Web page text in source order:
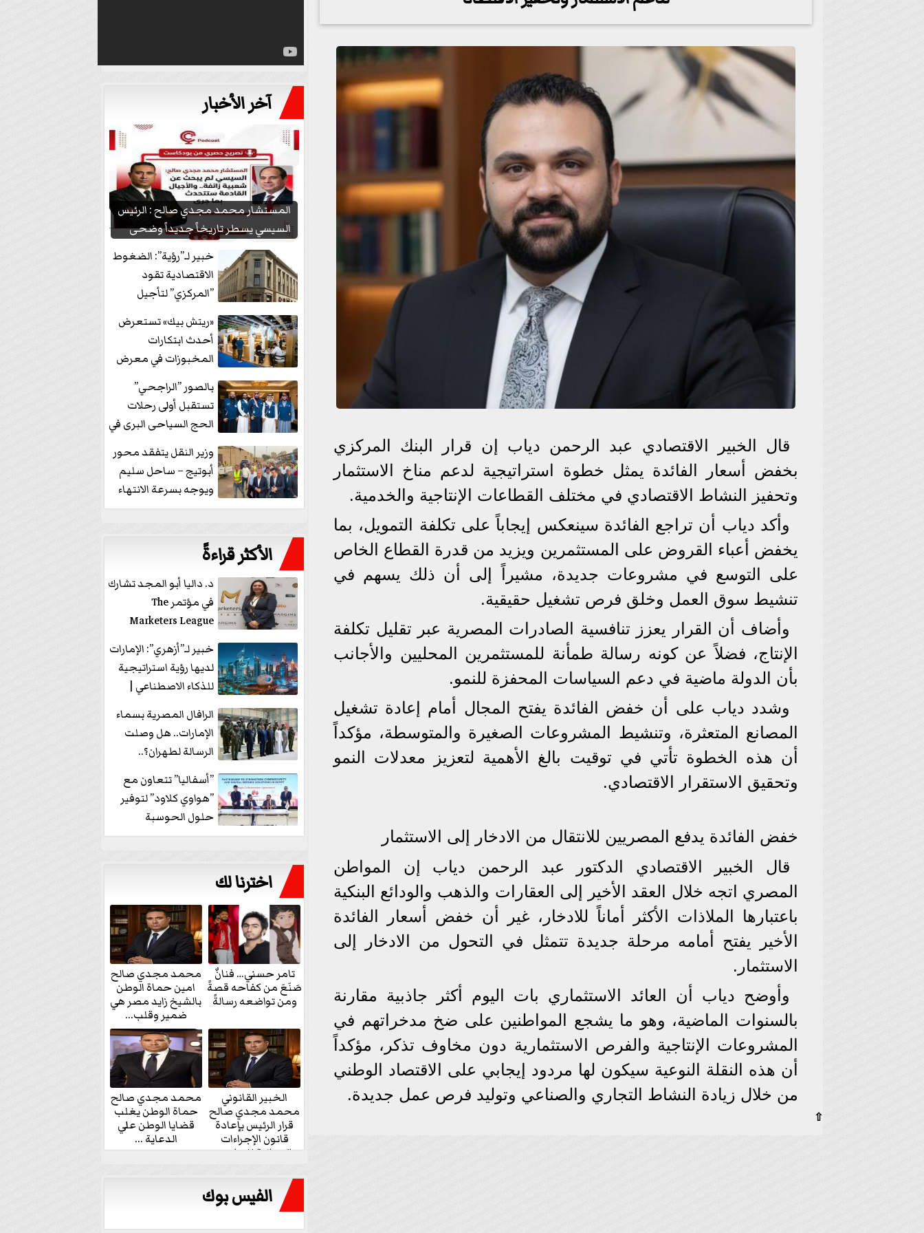
قال الخبير الاقتصادي عبد الرحمن دياب إن قرار البنك المركزي
بخفض أسعار الفائدة يمثل خطوة استراتيجية لدعم مناخ الاستثمار
وتحفيز النشاط الاقتصادي في مختلف القطاعات الإنتاجية والخدمية.
وأكد دياب أن تراجع الفائدة سينعكس إيجاباً على تكلفة التمويل، بما
يخفض أعباء القروض على المستثمرين ويزيد من قدرة القطاع الخاص
على التوسع في مشروعات جديدة، مشيراً إلى أن ذلك يسهم في
تنشيط سوق العمل وخلق فرص تشغيل حقيقية.
وأضاف أن القرار يعزز تنافسية الصادرات المصرية عبر تقليل تكلفة
الإنتاج، فضلاً عن كونه رسالة طمأنة للمستثمرين المحليين والأجانب
بأن الدولة ماضية في دعم السياسات المحفزة للنمو.
وشدد دياب على أن خفض الفائدة يفتح المجال أمام إعادة تشغيل
المصانع المتعثرة، وتنشيط المشروعات الصغيرة والمتوسطة، مؤكداً
أن هذه الخطوة تأتي في توقيت بالغ الأهمية لتعزيز معدلات النمو
وتحقيق الاستقرار الاقتصادي.
خفض الفائدة يدفع المصريين للانتقال من الادخار إلى الاستثمار
قال الخبير الاقتصادي الدكتور عبد الرحمن دياب إن المواطن
المصري اتجه خلال العقد الأخير إلى العقارات والذهب والودائع البنكية
باعتبارها الملاذات الأكثر أماناً للادخار، غير أن خفض أسعار الفائدة
الأخير يفتح أمامه مرحلة جديدة تتمثل في التحول من الادخار إلى
الاستثمار.
وأوضح دياب أن العائد الاستثماري بات اليوم أكثر جاذبية مقارنة
بالسنوات الماضية، وهو ما يشجع المواطنين على ضخ مدخراتهم في
المشروعات الإنتاجية والفرص الاستثمارية دون مخاوف تذكر، مؤكداً
أن هذه النقلة النوعية سيكون لها مردود إيجابي على الاقتصاد الوطني
من خلال زيادة النشاط التجاري والصناعي وتوليد فرص عمل جديدة.
⇧
آخر الأخبار
المستشار محمد مجدي صالح : الرئيس
السيسي يسطر تاريخاً جديداً وضحى
بشعبيته...
خبير لـ”رؤية”: الضغوط
الاقتصادية تقود
”المركزي” لتأجيل
«ريتش بيك» تستعرض
أحدث ابتكارات
المخبوزات في معرض
منتجات...
بالصور ”الراجحي”
تستقبل أولى رحلات
الحج السياحى البرى في
وزير النقل يتفقد محور
أبوتيج – ساحل سليم
ويوجه بسرعة الانتهاء
من...
الأكثر قراءةً
د. داليا أبو المجد تشارك
في مؤتمر The
Marketers League
وتدير جلسة...
خبير لـ”أزهري”: الإمارات
لديها رؤية استراتيجية
للذكاء الاصطناعي |
الرافال المصرية بسماء
الإمارات.. هل وصلت
الرسالة لطهران؟..
”ماعت جروب” تُجيب؟
|...
”أسفاليا” تتعاون مع
”هواوي كلاود” لتوفير
حلول الحوسبة
السحابية والأمن
اخترنا لك
تامر حسني… فنانٌ
صَنَعَ من كفاحه قصةً
ومن تواضعه رسالةً
محمد مجدي صالح
امين حماة الوطن
بالشيخ زايد مصر هي
ضمير وقلب...
الخبير القانوني
محمد مجدي صالح
قرار الرئيس بإعادة
قانون الإجراءات
الجنائية للنواب...
محمد مجدي صالح
حماة الوطن يغلب
قضايا الوطن علي
الدعاية ...
الفيس بوك